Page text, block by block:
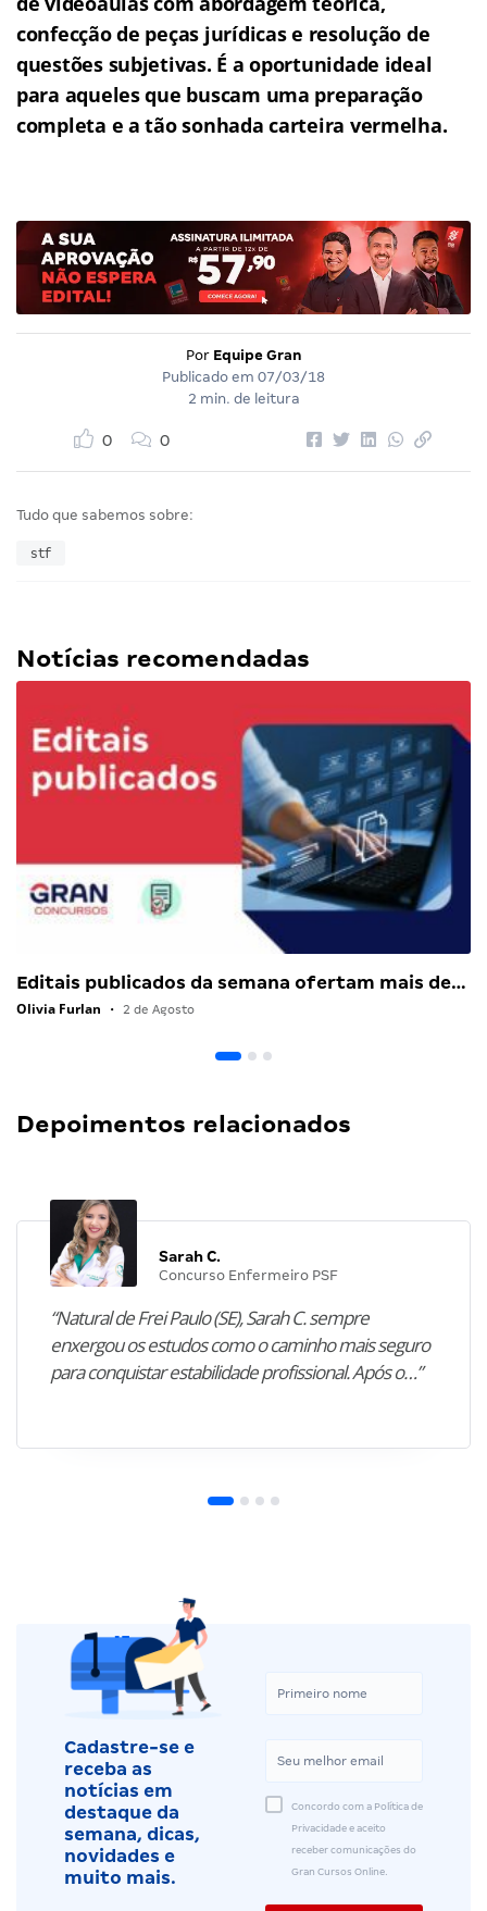
confecção de peças jurídicas e resolução de
questões subjetivas. É a oportunidade ideal
para aqueles que buscam uma preparação
completa e a tão sonhada carteira vermelha.
Por Equipe Gran
Publicado em 07/03/18
2 min. de leitura
0 0
Tudo que sabemos sobre:
stf
Notícias recomendadas
Editais publicados da semana ofertam mais de…
Olivia Furlan • 2 de Agosto
Depoimentos relacionados
Sarah C.
Concurso Enfermeiro PSF
“Natural de Frei Paulo (SE), Sarah C. sempre
enxergou os estudos como o caminho mais seguro
para conquistar estabilidade profissional. Após o…”
Cadastre-se e
receba as
notícias em
destaque da
semana, dicas,
novidades e
muito mais.
Concordo com a Política de
Privacidade e aceito
receber comunicações do
Gran Cursos Online.